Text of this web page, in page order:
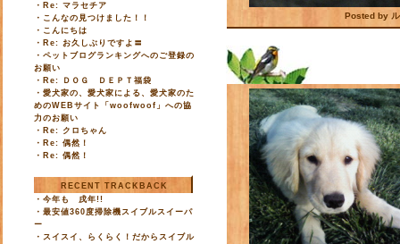
・ Re: マラセチア
・ こんなの見つけました！！
・ こんにちは
・ Re: お久しぶりですよ〓
・ ペットブログランキングへのご登録の
お願い
・ Re: ＤＯＧ ＤＥＰＴ福袋
・ 愛犬家の、愛犬家による、愛犬家のた
めのWEBサイト「woofwoof」への協
力のお願い
・ Re: クロちゃん
・ Re: 偶然！
・ Re: 偶然！
RECENT TRACKBACK
・ 今年も 戌年!!
・ 最安値360度掃除機スイブルスイーパ
ー
・ スイスイ、らくらく！だからスイブル
Posted by